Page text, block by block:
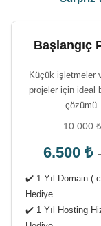
Başlangıç
Küçük işletmeler
projeler için ideal
çözümü.
10.000 ₺
6.500 ₺
✔️ 1 Yıl Domain
Hediye
✔️ 1 Yıl Hosting